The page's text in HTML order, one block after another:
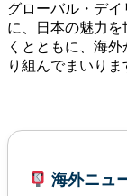
グローバル・デ
に、日本の魅力
くとともに、海
り組んでまいりま
海外ニュ